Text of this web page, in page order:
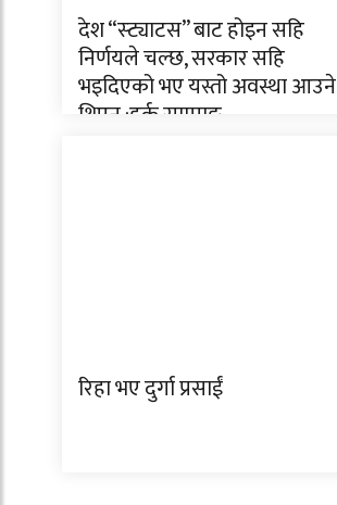
देश “स्ट्याटस” बाट होइन सहि
निर्णयले चल्छ, सरकार सहि
भइदिएको भए यस्तो अवस्था आउने
थिएन :हर्क साम्पाङ
रिहा भए दुर्गा प्रसाईं